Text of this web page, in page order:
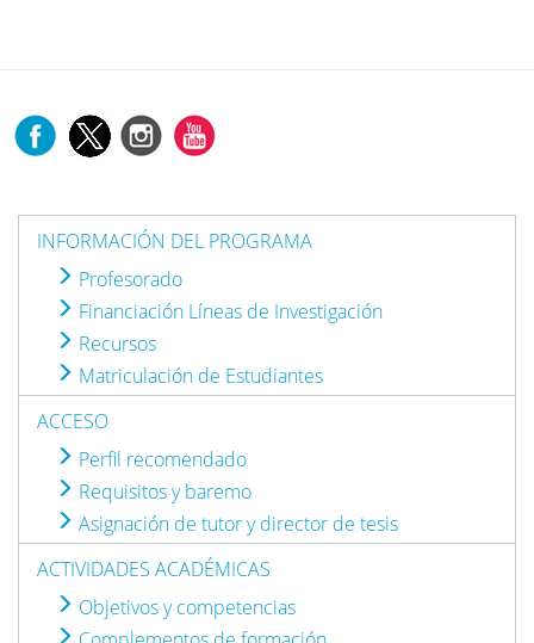
INFORMACIÓN DEL PROGRAMA
Profesorado
Financiación Líneas de Investigación
Recursos
Matriculación de Estudiantes
ACCESO
Perfil recomendado
Requisitos y baremo
Asignación de tutor y director de tesis
ACTIVIDADES ACADÉMICAS
Objetivos y competencias